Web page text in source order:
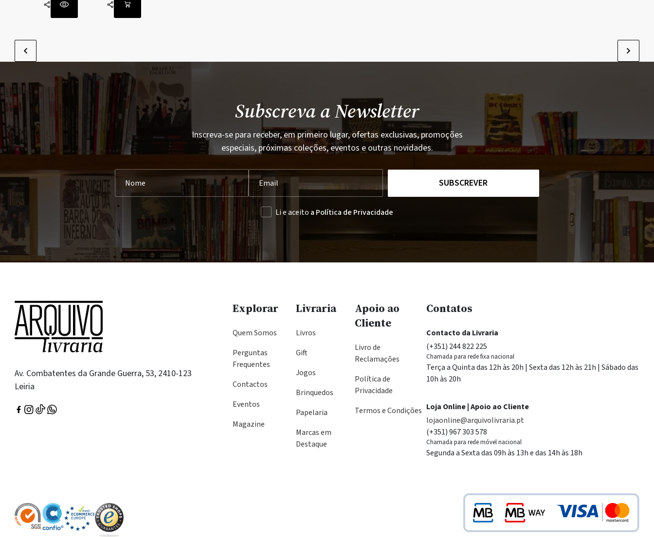
Subscreva a Newsletter
Inscreva-se para receber, em primeiro lugar, ofertas exclusivas, promoções
especiais, próximas coleções, eventos e outras novidades.
SUBSCREVER
Li e aceito a Política de Privacidade
Av. Combatentes da Grande Guerra, 53, 2410-123
Leiria
Explorar
Quem Somos
Perguntas
Frequentes
Contactos
Eventos
Magazine
Livraria
Livros
Gift
Jogos
Brinquedos
Papelaria
Marcas em
Destaque
Apoio ao
Cliente
Livro de
Reclamações
Política de
Privacidade
Termos e Condições
Contatos
Contacto da Livraria
(+351) 244 822 225
Chamada para rede fixa nacional
Terça a Quinta das 12h às 20h | Sexta das 12h às 21h | Sábado das
10h às 20h
Loja Online | Apoio ao Cliente
lojaonline@arquivolivraria.pt
(+351) 967 303 578
Chamada para rede móvel nacional
Segunda a Sexta das 09h às 13h e das 14h às 18h